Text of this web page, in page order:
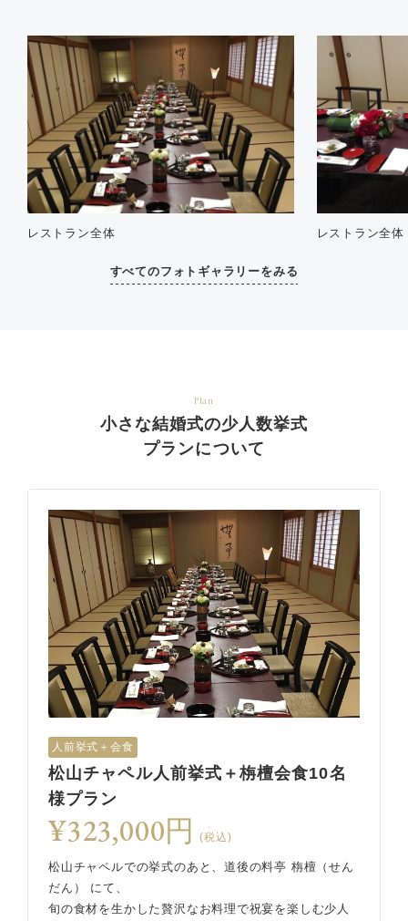
レストラン全体 レストラン全体
すべてのフォトギャラリーをみる
Plan
小さな結婚式の少人数挙式
プランについて
人前挙式＋会食
松山チャペル人前挙式＋栴檀会食10名
様プラン
¥323,000円 (税込)
松山チャペルでの挙式のあと、道後の料亭 栴檀（せん
だん） にて、
旬の食材を生かした贅沢なお料理で祝宴を楽しむ少人